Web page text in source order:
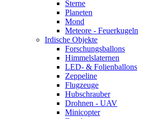
Sterne
Planeten
Mond
Meteore - Feuerkugeln
Irdische Objekte
Forschungsballons
Himmelslaternen
LED- & Folienballons
Zeppeline
Flugzeuge
Hubschrauber
Drohnen - UAV
Minicopter